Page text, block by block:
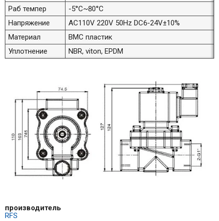
Раб темпер
-5°C~80°C
Напряжение
AC110V 220V 50Hz DC6-24V±10%
Материал
BMC пластик
Уплотнение
NBR, viton, EPDM
производитель
RFS